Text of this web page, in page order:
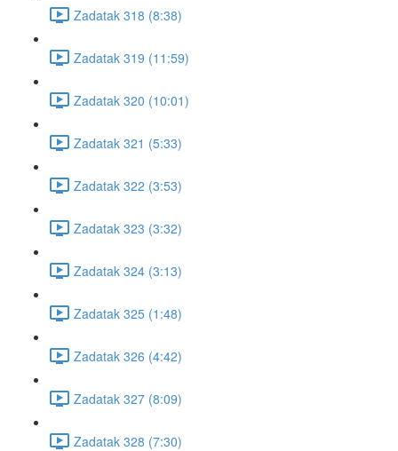
Zadatak 318 (8:38)
Zadatak 319 (11:59)
Zadatak 320 (10:01)
Zadatak 321 (5:33)
Zadatak 322 (3:53)
Zadatak 323 (3:32)
Zadatak 324 (3:13)
Zadatak 325 (1:48)
Zadatak 326 (4:42)
Zadatak 327 (8:09)
Zadatak 328 (7:30)